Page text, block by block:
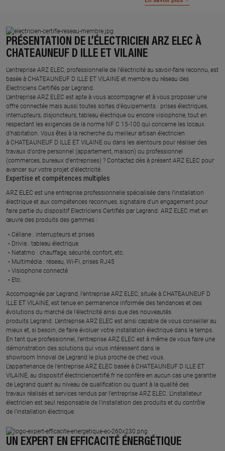
PRÉSENTATION DE L’ÉLECTRICIEN ARZ ELEC À
CHATEAUNEUF D ILLE ET VILAINE
L’entreprise ARZ ELEC, professionnelle de l’électricité au savoir-faire reconnu, est
basée à CHATEAUNEUF D ILLE ET VILAINE et membre du réseau des
Electriciens Certifiés par Legrand.​
L’entreprise ARZ ELEC est apte à vous accompagner et à vous proposer une
offre connectée mais aussi toutes sortes d'équipements : prises électriques,
interrupteurs, disjoncteurs, tableau électrique ou encore visiophone, tout en
respectant les exigences de la norme NF C 15-100 qui concerne les locaux
d’habitation. Vous êtes à la recherche du meilleur artisan électricien
à CHATEAUNEUF D ILLE ET VILAINE ou dans les alentours pour réaliser des
travaux d'ordre personnel (appartement, maison) ou professionnel
(commerces, bureaux d'entreprises) ? Contactez dès à présent ARZ ELEC pour
avancer sur votre projet d’électricité.
Expertise et compétences multiples​
​ARZ ELEC est une entreprise professionnelle spécialisée dans l’installation
électrique et aux compétences reconnues, ​signataire d'un engagement pour
faire partie du dispositif Electriciens Certifiés par Legrand​. ARZ ELEC met en
œuvre des produits des gammes : ​
Céliane : interrupteurs et prises ​
Drivia : tableau électrique ​
Netatmo : chauffage, sécurité, confort, etc.​
Multimédia : réseau, Wi-Fi, prises RJ45​
Visiophone connecté​
Etc.​
​Accompagnée par Legrand, l’entreprise ARZ ELEC, située à CHATEAUNEUF D
ILLE ET VILAINE, est tenue en permanence informée des tendances et des
évolutions du marché de l'électricité ainsi que des nouveautés
produits Legrand. L’entreprise ARZ ELEC est ainsi capable de vous conseiller au
mieux et, si besoin, de faire évoluer votre installation électrique dans le temps.
En tant que professionnel, l’entreprise ARZ ELEC est à même de vous faire une
démonstration des solutions qui vous intéressent dans le
showroom Innoval de Legrand le plus proche de chez vous.​
L’appartenance de l’entreprise ARZ ELEC basée à CHATEAUNEUF D ILLE ET
VILAINE, au dispositif électriciencertifié.fr ne confère en aucun cas une garantie
de Legrand quant au niveau de qualification ou quant à la qualité des
travaux réalisés et services rendus par l’entreprise ARZ ELEC. L’installateur
électricien est seul responsable de l’installation des produits et du contrôle
de l’installation électrique.
UN EXPERT EN EFFICACITÉ ÉNERGÉTIQUE